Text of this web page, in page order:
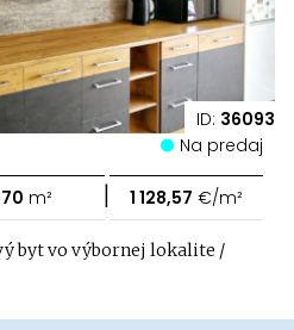
ID: 36093
Na predaj
70 m² | 1 128,57 €/m²
byt vo výbornej lokalite /